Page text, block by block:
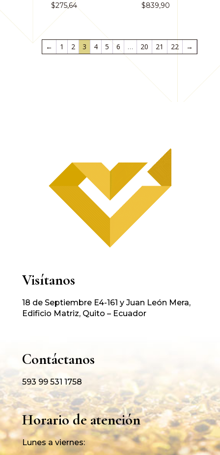
$275,64 $839,90
← 1 2 3 4 5 6 … 20 21 22 →
Visítanos
18 de Septiembre E4-161 y Juan León Mera,
Edificio Matriz, Quito – Ecuador
Contáctanos
593 99 531 1758
Horario de atención
Lunes a viernes: